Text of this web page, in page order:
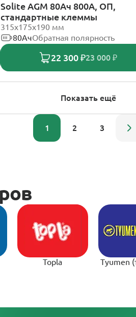
Solite AGM 80Ач 800А, ОП,
стандартные клеммы
315x175x190 мм
80АчОбратная полярность
22 300 ₽23 000 ₽
Показать ещё
1 2 3
Topla Tyumen